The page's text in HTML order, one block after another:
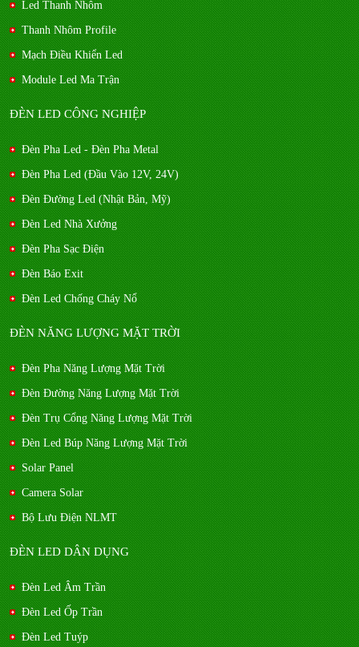
Led Thanh Nhôm
Thanh Nhôm Profile
Mạch Điều Khiển Led
Module Led Ma Trận
ĐÈN LED CÔNG NGHIỆP
Đèn Pha Led - Đèn Pha Metal
Đèn Pha Led (Đầu Vào 12V, 24V)
Đèn Đường Led (Nhật Bản, Mỹ)
Đèn Led Nhà Xưởng
Đèn Pha Sạc Điện
Đèn Báo Exit
Đèn Led Chống Cháy Nổ
ĐÈN NĂNG LƯỢNG MẶT TRỜI
Đèn Pha Năng Lượng Mặt Trời
Đèn Đường Năng Lượng Mặt Trời
Đèn Trụ Cổng Năng Lượng Mặt Trời
Đèn Led Búp Năng Lượng Mặt Trời
Solar Panel
Camera Solar
Bộ Lưu Điện NLMT
ĐÈN LED DÂN DỤNG
Đèn Led Âm Trần
Đèn Led Ốp Trần
Đèn Led Tuýp